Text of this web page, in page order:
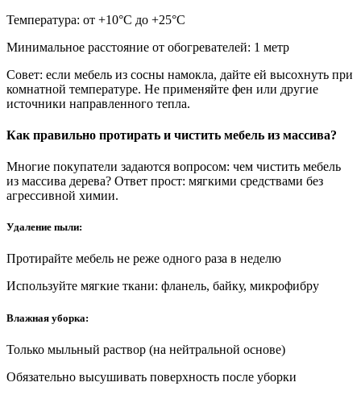
Температура: от +10°С до +25°С
Минимальное расстояние от обогревателей: 1 метр
Совет: если мебель из сосны намокла, дайте ей высохнуть при
комнатной температуре. Не применяйте фен или другие
источники направленного тепла.
Как правильно протирать и чистить мебель из массива?
Многие покупатели задаются вопросом: чем чистить мебель
из массива дерева? Ответ прост: мягкими средствами без
агрессивной химии.
Удаление пыли:
Протирайте мебель не реже одного раза в неделю
Используйте мягкие ткани: фланель, байку, микрофибру
Влажная уборка:
Только мыльный раствор (на нейтральной основе)
Обязательно высушивать поверхность после уборки